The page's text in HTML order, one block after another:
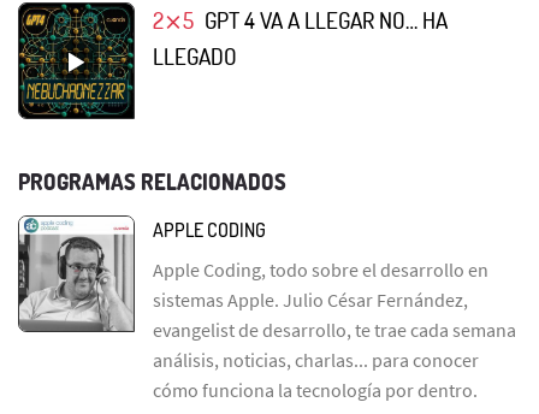
2⨯5 GPT 4 VA A LLEGAR NO… HA
LLEGADO
PROGRAMAS RELACIONADOS
APPLE CODING
Apple Coding, todo sobre el desarrollo en
sistemas Apple. Julio César Fernández,
evangelist de desarrollo, te trae cada semana
análisis, noticias, charlas... para conocer
cómo funciona la tecnología por dentro.